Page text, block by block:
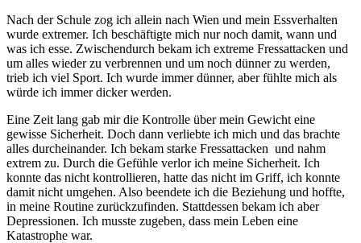
Nach der Schule zog ich allein nach Wien und mein Essverhalten
wurde extremer. Ich beschäftigte mich nur noch damit, wann und
was ich esse. Zwischendurch bekam ich extreme Fressattacken und
um alles wieder zu verbrennen und um noch dünner zu werden,
trieb ich viel Sport. Ich wurde immer dünner, aber fühlte mich als
würde ich immer dicker werden.
Eine Zeit lang gab mir die Kontrolle über mein Gewicht eine
gewisse Sicherheit. Doch dann verliebte ich mich und das brachte
alles durcheinander. Ich bekam starke Fressattacken und nahm
extrem zu. Durch die Gefühle verlor ich meine Sicherheit. Ich
konnte das nicht kontrollieren, hatte das nicht im Griff, ich konnte
damit nicht umgehen. Also beendete ich die Beziehung und hoffte,
in meine Routine zurückzufinden. Stattdessen bekam ich aber
Depressionen. Ich musste zugeben, dass mein Leben eine
Katastrophe war.